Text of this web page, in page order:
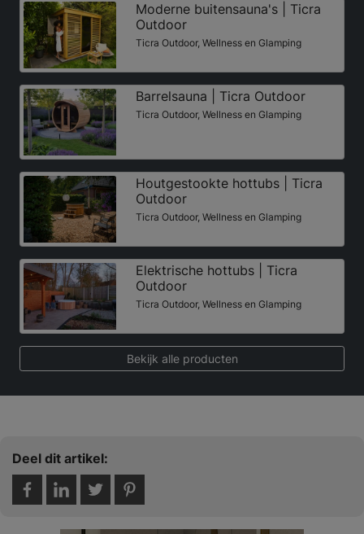
Moderne buitensauna's | Ticra
Outdoor
Ticra Outdoor, Wellness en Glamping
Barrelsauna | Ticra Outdoor
Ticra Outdoor, Wellness en Glamping
Houtgestookte hottubs | Ticra
Outdoor
Ticra Outdoor, Wellness en Glamping
Elektrische hottubs | Ticra
Outdoor
Ticra Outdoor, Wellness en Glamping
Bekijk alle producten
Deel dit artikel: